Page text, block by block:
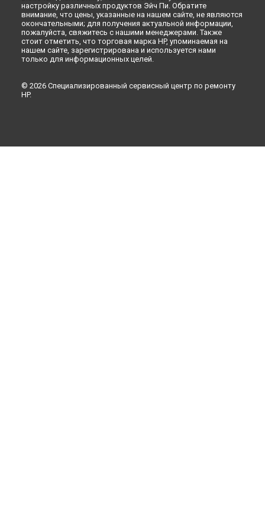
настройку различных продуктов Эйч Пи. Обратите
внимание, что цены, указанные на нашем сайте, не являются
окончательными; для получения актуальной информации,
пожалуйста, свяжитесь с нашими менеджерами. Также
стоит отметить, что торговая марка HP, упоминаемая на
нашем сайте, зарегистрирована и используется нами
только для информационных целей.
© 2026 Специализированный сервисный центр по ремонту
HP.